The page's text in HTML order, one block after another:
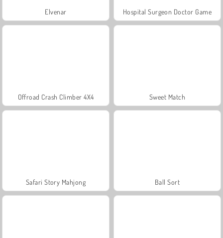
Elvenar Hospital Surgeon Doctor Game
Offroad Crash Climber 4X4 Sweet Match
Safari Story Mahjong Ball Sort